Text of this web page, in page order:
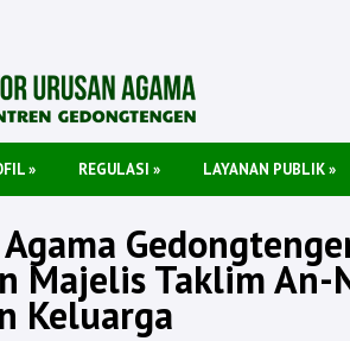
» REGULASI » LAYANAN PUBLIK»
Majelis Taklim
Keluarga